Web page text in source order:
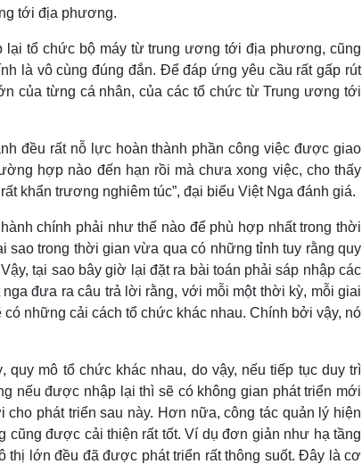
tới địa phương.
tổ chức bộ máy từ trung ương tới địa phương, cũng
là vô cùng đúng đắn. Để đáp ứng yêu cầu rất gấp rút
của từng cá nhân, của các tổ chức từ Trung ương tới
đều rất nỗ lực hoàn thành phần công việc được giao
hợp nào đến hạn rồi mà chưa xong việc, cho thấy
khẩn trương nghiêm túc”, đại biểu Việt Nga đánh giá.
chính phải như thế nào để phù hợp nhất trong thời
sao trong thời gian vừa qua có những tỉnh tuy rằng quy
tại sao bây giờ lại đặt ra bài toán phải sáp nhập các
đưa ra câu trả lời rằng, với mỗi một thời kỳ, mỗi giai
những cải cách tổ chức khác nhau. Chính bởi vậy, nó
mô tổ chức khác nhau, do vậy, nếu tiếp tục duy trì
nếu được nhập lại thì sẽ có không gian phát triển mới
phát triển sau này. Hơn nữa, công tác quản lý hiện
cũng được cải thiện rất tốt. Ví dụ đơn giản như hạ tầng
thị lớn đều đã được phát triển rất thông suốt. Đây là cơ